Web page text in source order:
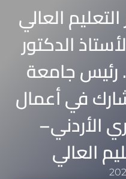
العالي
الدكتور
جامعة
في أعمال
الأردني–
العالي